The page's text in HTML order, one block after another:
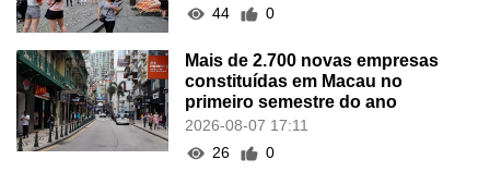
44
0
Mais de 2.700 novas empresas
constituídas em Macau no
primeiro semestre do ano
2026-08-07 17:11
26
0